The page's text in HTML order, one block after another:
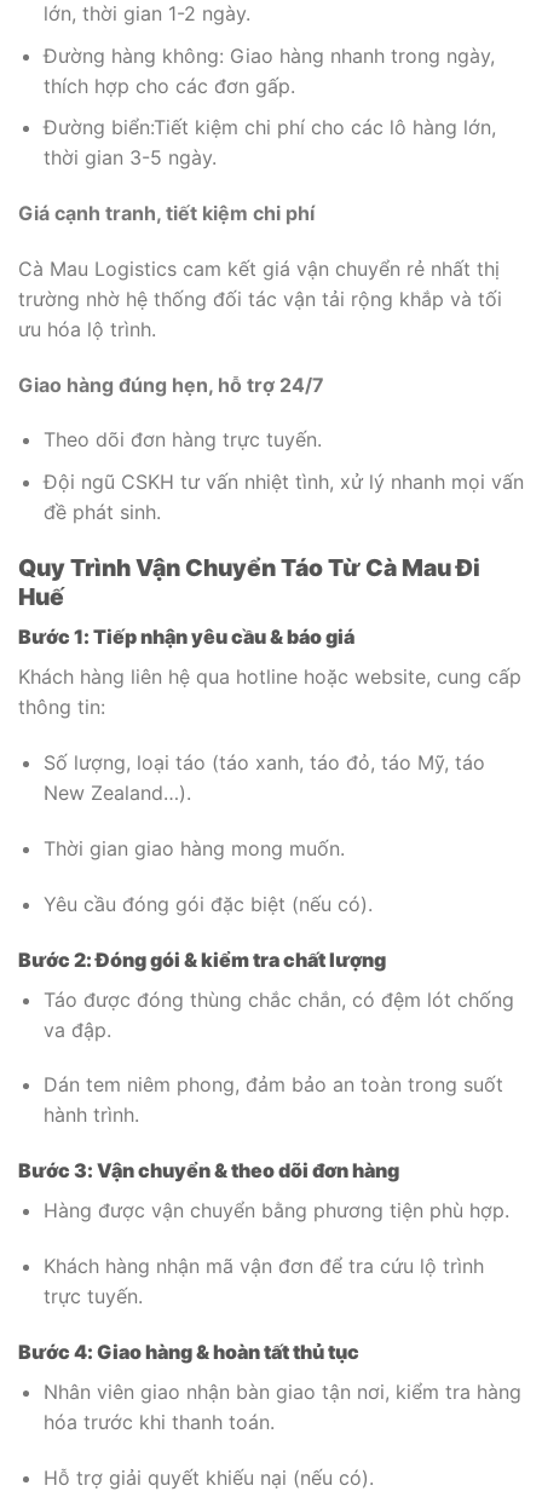
lớn, thời gian 1-2 ngày.
Đường hàng không: Giao hàng nhanh trong ngày,
thích hợp cho các đơn gấp.
Đường biển:Tiết kiệm chi phí cho các lô hàng lớn,
thời gian 3-5 ngày.
Giá cạnh tranh, tiết kiệm chi phí
Cà Mau Logistics cam kết giá vận chuyển rẻ nhất thị
trường nhờ hệ thống đối tác vận tải rộng khắp và tối
ưu hóa lộ trình.
Giao hàng đúng hẹn, hỗ trợ 24/7
Theo dõi đơn hàng trực tuyến.
Đội ngũ CSKH tư vấn nhiệt tình, xử lý nhanh mọi vấn
đề phát sinh.
Quy Trình Vận Chuyển Táo Từ Cà Mau Đi
Huế
Bước 1: Tiếp nhận yêu cầu & báo giá
Khách hàng liên hệ qua hotline hoặc website, cung cấp
thông tin:
Số lượng, loại táo (táo xanh, táo đỏ, táo Mỹ, táo
New Zealand…).
Thời gian giao hàng mong muốn.
Yêu cầu đóng gói đặc biệt (nếu có).
Bước 2: Đóng gói & kiểm tra chất lượng
Táo được đóng thùng chắc chắn, có đệm lót chống
va đập.
Dán tem niêm phong, đảm bảo an toàn trong suốt
hành trình.
Bước 3: Vận chuyển & theo dõi đơn hàng
Hàng được vận chuyển bằng phương tiện phù hợp.
Khách hàng nhận mã vận đơn để tra cứu lộ trình
trực tuyến.
Bước 4: Giao hàng & hoàn tất thủ tục
Nhân viên giao nhận bàn giao tận nơi, kiểm tra hàng
hóa trước khi thanh toán.
Hỗ trợ giải quyết khiếu nại (nếu có).